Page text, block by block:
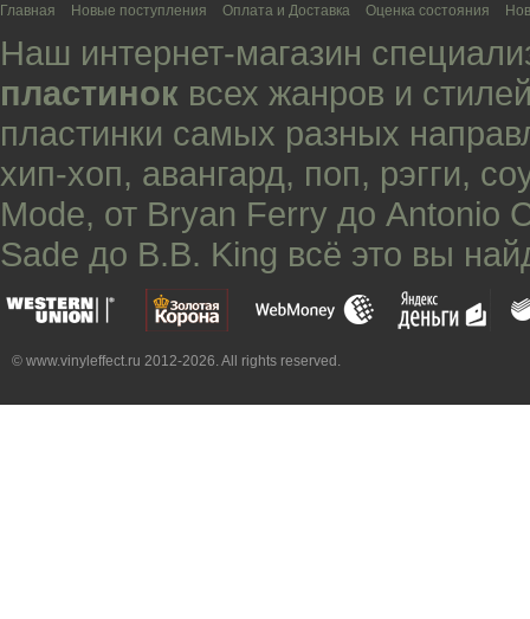
Главная Новые поступления Оплата и Доставка Оценка состояния
Наш интернет-магазин
пластинок всех жанров и
пластинки самых разных
хип-хоп, авангард, поп, рэгги,
Mode, от Bryan Ferry до Antonio
Sade до B.B. King всё это вы
© www.vinyleffect.ru 2012-2026. All rights reserved.